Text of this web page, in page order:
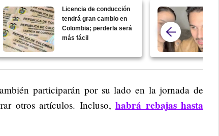
Licencia de conducción
tendrá gran cambio en
Colombia; perderla será
más fácil
participarán por su lado en la jornada de
otros artículos. Incluso, habrá rebajas hasta